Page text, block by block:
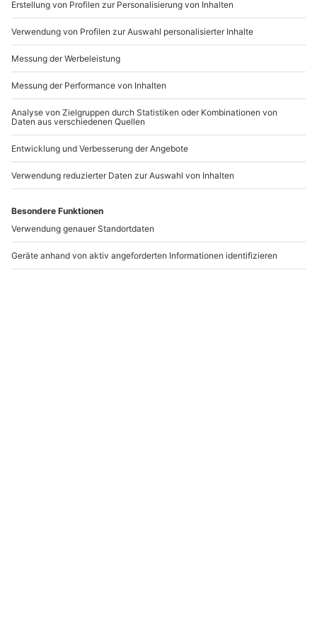
www.b2b.mydays.de/
Andere Produkte entdecken
-15% CLUB DEAL
Wärmemassage Bad
Harzburg
Wellnesstag für Ihn
Gotha